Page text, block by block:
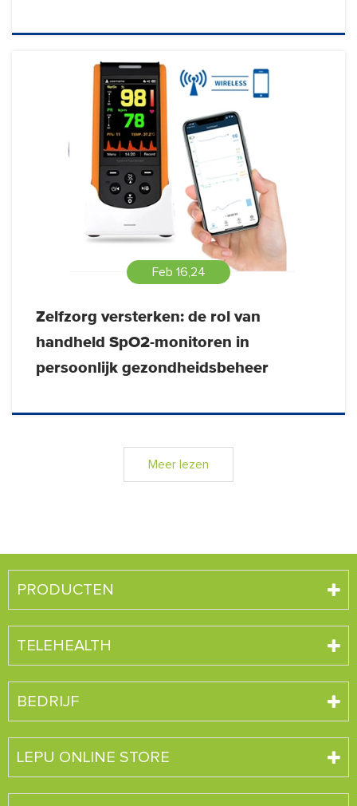
Feb 16,24
Zelfzorg versterken: de rol van
handheld SpO2-monitoren in
persoonlijk gezondheidsbeheer
Meer lezen
PRODUCTEN
TELEHEALTH
BEDRIJF
LEPU ONLINE STORE